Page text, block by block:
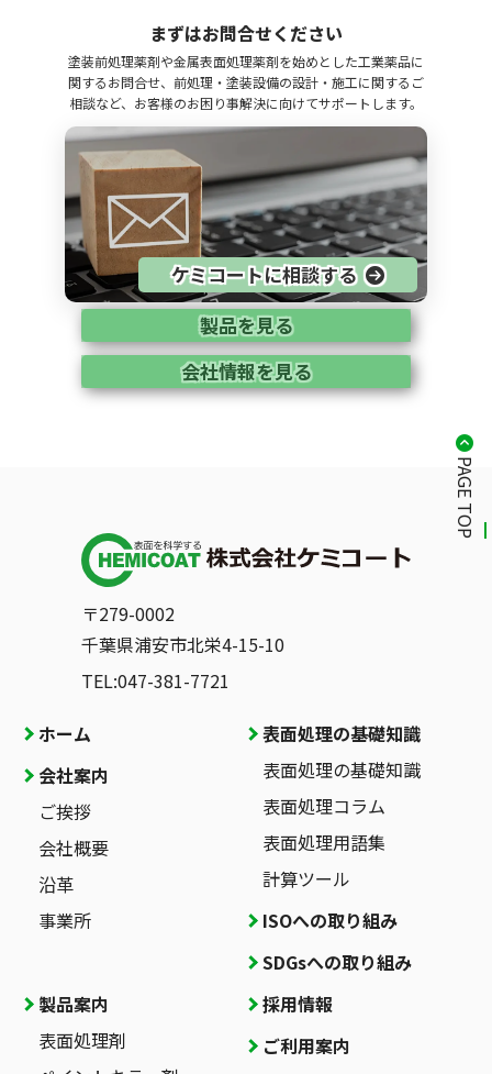
まずはお問合せください
塗装前処理薬剤や金属表面処理薬剤を始めとした工業薬品に
関するお問合せ、前処理・塗装設備の設計・施工に関するご
相談など、お客様のお困り事解決に向けてサポートします。
ケミコートに相談する
製品を見る
会社情報を見る
〒279-0002
千葉県浦安市北栄4-15-10
TEL:047-381-7721
ホーム
会社案内
ご挨拶
会社概要
沿革
事業所
製品案内
表面処理剤
表面処理の基礎知識
表面処理の基礎知識
表面処理コラム
表面処理用語集
計算ツール
ISOへの取り組み
SDGsへの取り組み
採用情報
ご利用案内
PAGE TOP